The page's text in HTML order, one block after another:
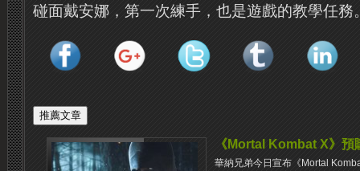
碰面戴安娜，第一次練手，也是遊戲的教學任務
《Mortal Kombat X》預
華納兄弟今日宣布《Mortal